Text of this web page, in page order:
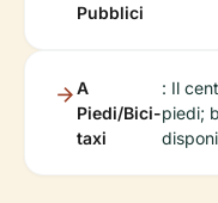
Pubblici
A
Piedi/Bici-
taxi
: Il
piedi;